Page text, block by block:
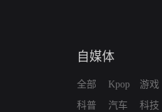
自媒体
全部
科普
Kpop
汽车
游戏
科技